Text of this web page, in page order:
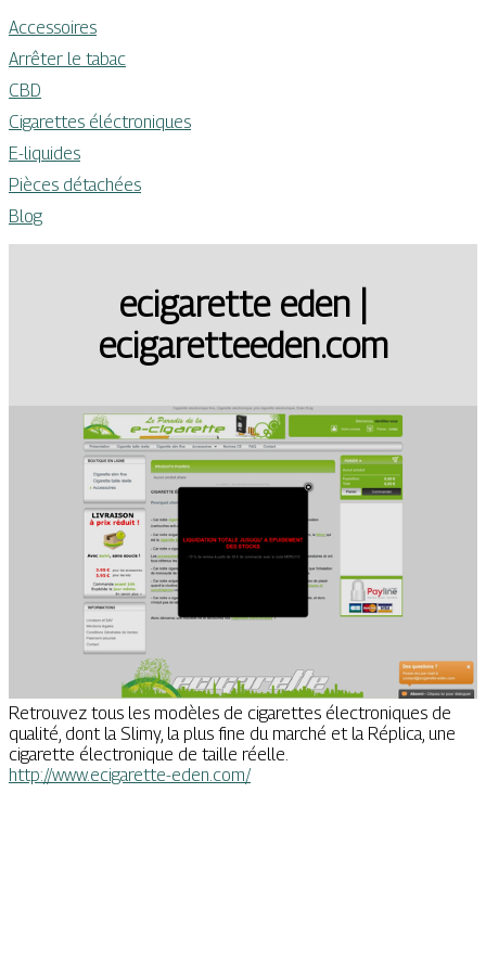
Accessoires
Arrêter le tabac
CBD
Cigarettes éléctroniques
E-liquides
Pièces détachées
Blog
ecigarette eden |
ecigaretteeden.com
Retrouvez tous les modèles de cigarettes électroniques de
qualité, dont la Slimy, la plus fine du marché et la Réplica, une
cigarette électronique de taille réelle.
http://www.ecigarette-eden.com/